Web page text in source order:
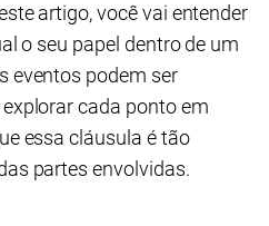
artigo, você vai entender
o seu papel dentro de um
eventos podem ser
cada ponto em
essa cláusula é tão
partes envolvidas.